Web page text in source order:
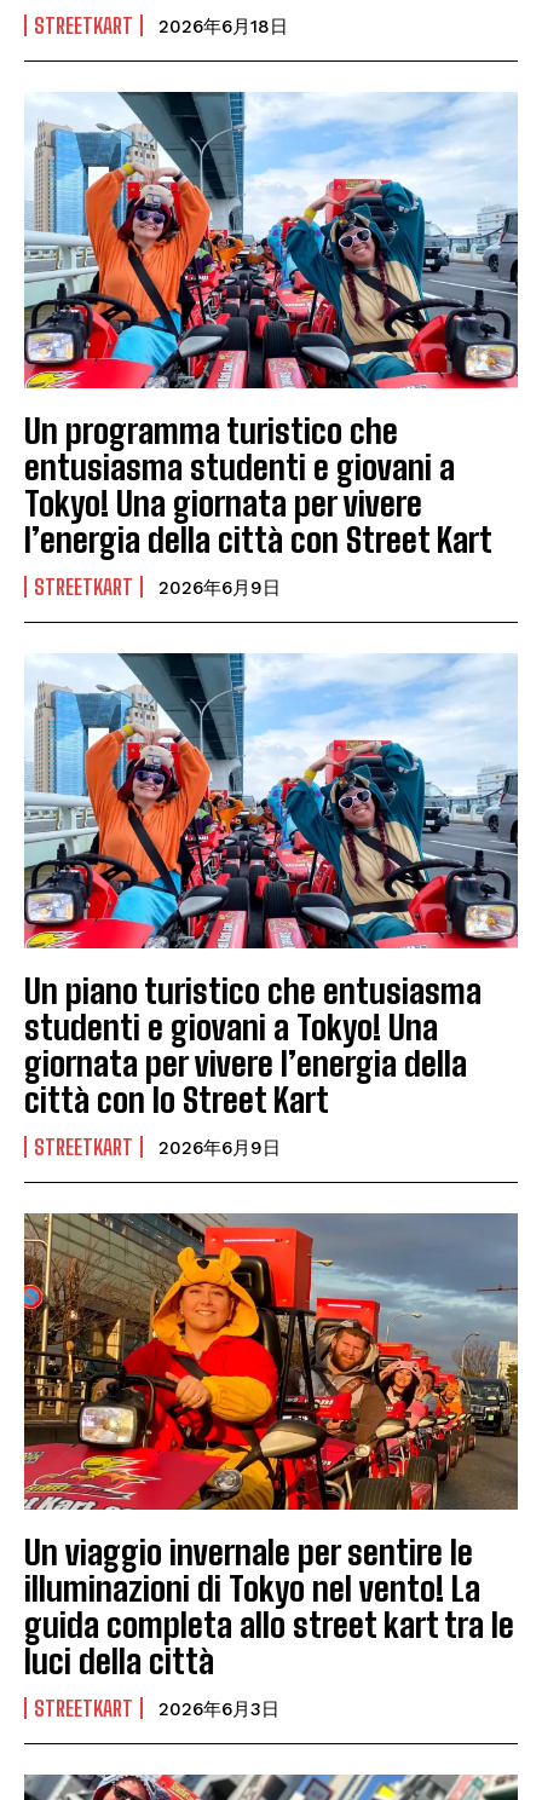
STREETKART 2026年6月18日
Un programma turistico che
entusiasma studenti e giovani a
Tokyo! Una giornata per vivere
l’energia della città con Street Kart
STREETKART 2026年6月9日
Un piano turistico che entusiasma
studenti e giovani a Tokyo! Una
giornata per vivere l’energia della
città con lo Street Kart
STREETKART 2026年6月9日
Un viaggio invernale per sentire le
illuminazioni di Tokyo nel vento! La
guida completa allo street kart tra le
luci della città
STREETKART 2026年6月3日